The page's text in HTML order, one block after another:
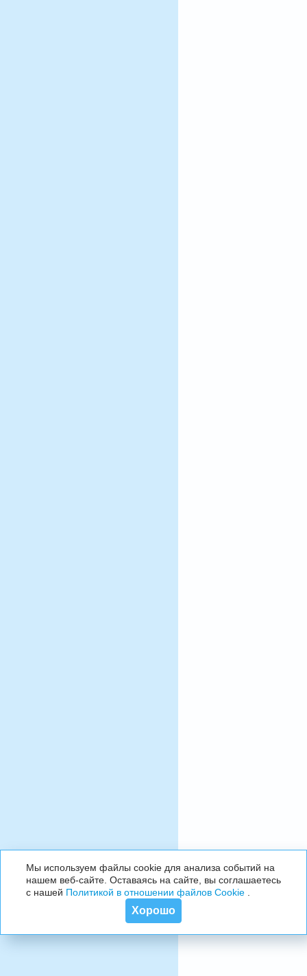
Мы используем файлы cookie для анализа событий на
нашем веб-сайте. Оставаясь на сайте, вы соглашаетесь
с нашей Политикой в отношении файлов Cookie.
Хорошо